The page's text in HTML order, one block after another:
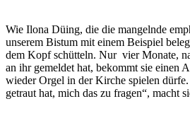
Wie Ilona Düing, die die mangelnde
unserem Bistum mit einem Beispiel
dem Kopf schütteln. Nur vier Monate,
an ihr gemeldet hat, bekommt sie einen
wieder Orgel in der Kirche spielen
getraut hat, mich das zu fragen“, macht